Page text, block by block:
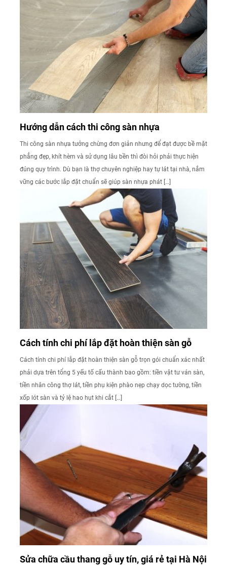
Hướng dẫn cách thi công sàn nhựa
Thi công sàn nhựa tưởng chừng đơn giản nhưng để đạt được bề mặt
phẳng đẹp, khít hèm và sử dụng lâu bền thì đòi hỏi phải thực hiện
đúng quy trình. Dù bạn là thợ chuyên nghiệp hay tự lát tại nhà, nắm
vững các bước lắp đặt chuẩn sẽ giúp sàn nhựa phát […]
Cách tính chi phí lắp đặt hoàn thiện sàn gỗ
Cách tính chi phí lắp đặt hoàn thiện sàn gỗ trọn gói chuẩn xác nhất
phải dựa trên tổng 5 yếu tố cấu thành bao gồm: tiền vật tư ván sàn,
tiền nhân công thợ lát, tiền phụ kiện phào nẹp chạy dọc tường, tiền
xốp lót sàn và tỷ lệ hao hụt khi cắt […]
Sửa chữa cầu thang gỗ uy tín, giá rẻ tại Hà Nội